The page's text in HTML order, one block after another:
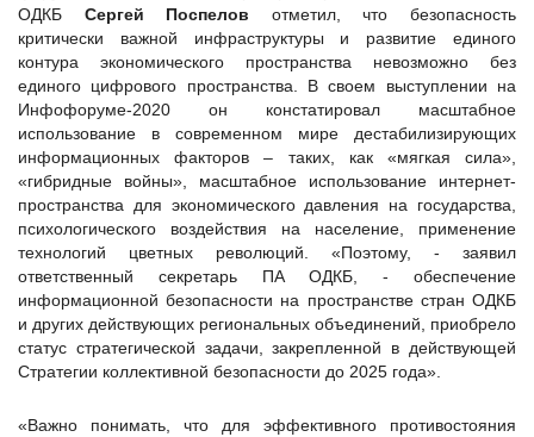
ОДКБ Сергей Поспелов отметил, что безопасность
критически важной инфраструктуры и развитие единого
контура экономического пространства невозможно без
единого цифрового пространства. В своем выступлении на
Инфофоруме-2020 он констатировал масштабное
использование в современном мире дестабилизирующих
информационных факторов – таких, как «мягкая сила»,
«гибридные войны», масштабное использование интернет-
пространства для экономического давления на государства,
психологического воздействия на население, применение
технологий цветных революций. «Поэтому, - заявил
ответственный секретарь ПА ОДКБ, - обеспечение
информационной безопасности на пространстве стран ОДКБ
и других действующих региональных объединений, приобрело
статус стратегической задачи, закрепленной в действующей
Стратегии коллективной безопасности до 2025 года».
«Важно понимать, что для эффективного противостояния